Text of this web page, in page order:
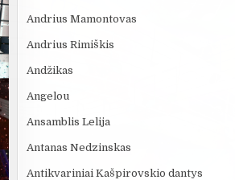
Andrius Mamontovas
Andrius Rimiškis
Andžikas
Angelou
Ansamblis Lelija
Antanas Nedzinskas
Antikvariniai Kašpirovskio dantys